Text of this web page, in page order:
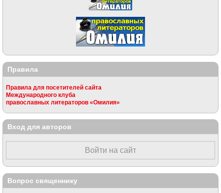
Правила
Правила для посетителей сайта
Международного клуба
православных литераторов «Омилия»
Вход для авторов
Войти на сайт
Вопрос священнику